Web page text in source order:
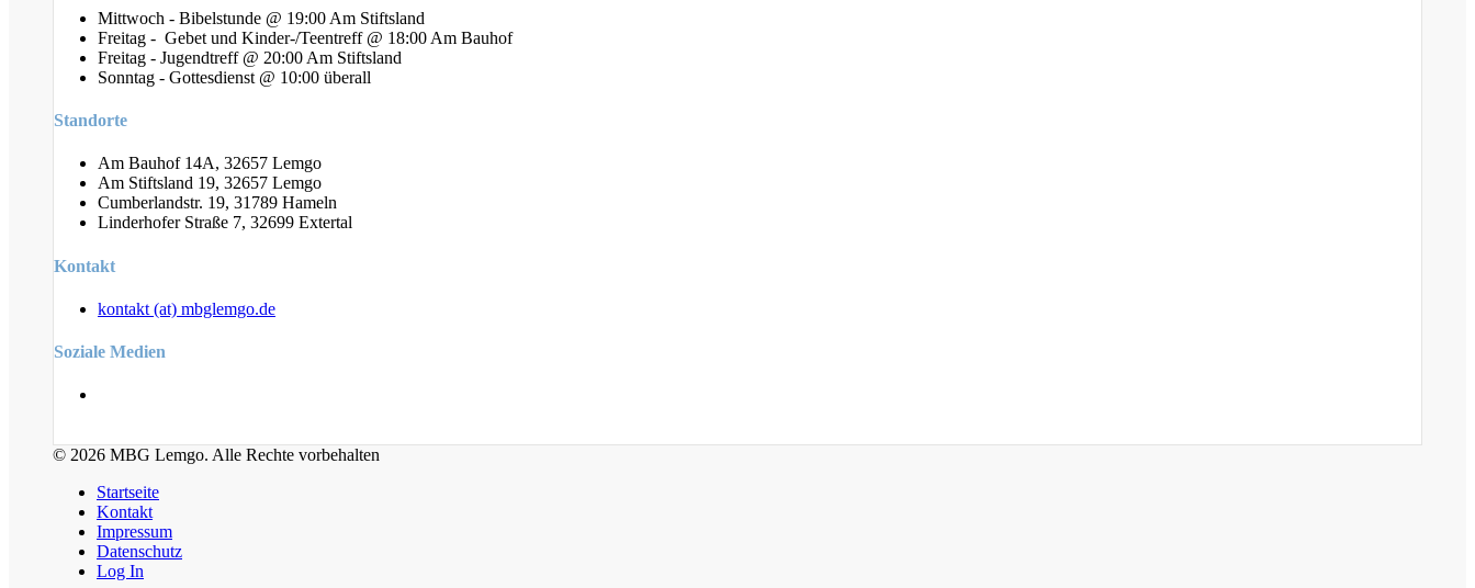
Mittwoch - Bibelstunde @ 19:00 Am Stiftsland
Freitag - Gebet und Kinder-/Teentreff @ 18:00 Am Bauhof
Freitag - Jugendtreff @ 20:00 Am Stiftsland
Sonntag - Gottesdienst @ 10:00 überall
Standorte
Am Bauhof 14A, 32657 Lemgo
Am Stiftsland 19, 32657 Lemgo
Cumberlandstr. 19, 31789 Hameln
Linderhofer Straße 7, 32699 Extertal
Kontakt
kontakt (at) mbglemgo.de
Soziale Medien
© 2026 MBG Lemgo. Alle Rechte vorbehalten
Startseite
Kontakt
Impressum
Datenschutz
Log In